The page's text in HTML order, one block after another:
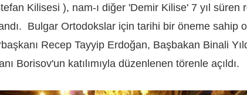
Kilisesi ), nam-ı diğer 'Demir Kilise' 7 yıl süren
Bulgar Ortodokslar için tarihi bir öneme sahip
Recep Tayyip Erdoğan, Başbakan Binali
Borisov'un katılımıyla düzenlenen törenle açıldı.